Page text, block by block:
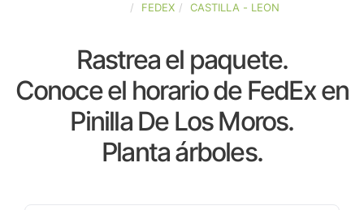
FEDEX CASTILLA - LEON
Rastrea el paquete.
Conoce el horario de FedEx en
Pinilla De Los Moros.
Planta árboles.